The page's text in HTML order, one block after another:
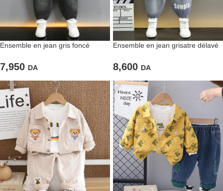
Ensemble en jean gris foncé
7,950 DA
Ensemble en jean grisatre délavé
8,600 DA